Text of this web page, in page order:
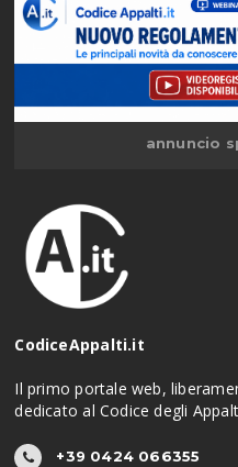
annuncio
CodiceAppalti.it
Il primo portale web,
dedicato al Codice degli
+39 0424 066355